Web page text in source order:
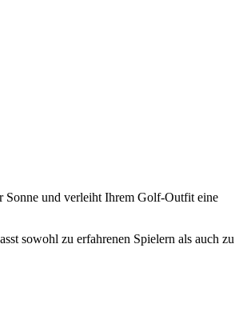
Sonne und verleiht Ihrem Golf-Outfit eine
sowohl zu erfahrenen Spielern als auch zu